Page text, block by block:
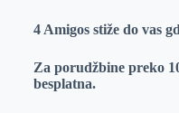
4 Amigos stiže do vas
Za porudžbine preko
besplatna.